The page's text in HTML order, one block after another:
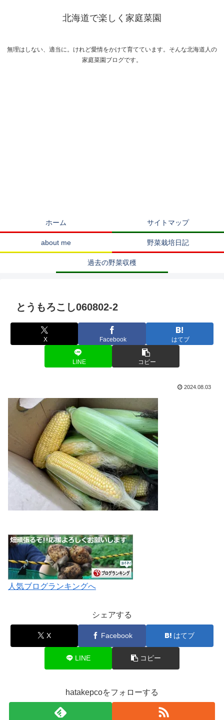
北海道で楽しく家庭菜園
無理はしない、適当に。けれど愛情をかけて育てています。そんな北海道人の
家庭菜園ブログです。
ホーム サイトマップ
about me 野菜栽培日記
過去の野菜収穫
とうもろこし060802-2
X Facebook はてブ
LINE コピー
2024.08.03
人気ブログランキングへ
シェアする
X Facebook はてブ
LINE コピー
hatakepcoをフォローする